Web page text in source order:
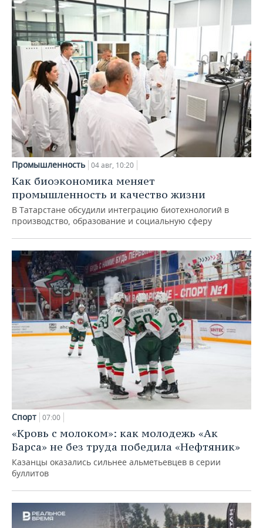
Промышленность 04 авг, 10:20
Как биоэкономика меняет
промышленность и качество жизни
В Татарстане обсудили интеграцию биотехнологий в
производство, образование и социальную сферу
Спорт 07:00
«Кровь с молоком»: как молодежь «Ак
Барса» не без труда победила «Нефтяник»
Казанцы оказались сильнее альметьевцев в серии
буллитов